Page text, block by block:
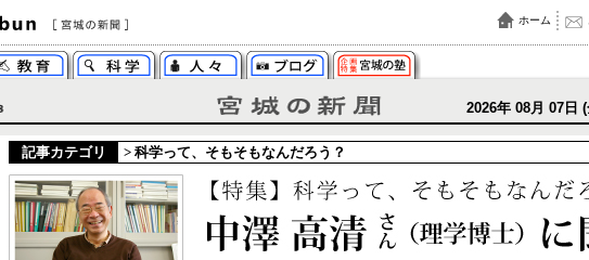
ホーム
2026年 08月 07日
記事カテゴリ > 科学って、そもそもなんだろう？